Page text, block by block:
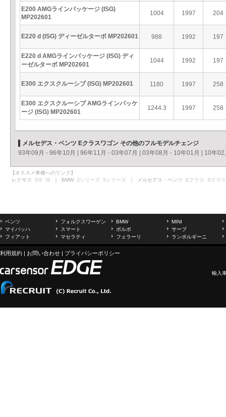
E200 AMGラインパッケージ (ISG)
MP202601
1004 1997 204
E220 d (ISG) ディーゼルターボ MP202601 988 1992 197
E220 d AMGラインパッケージ (ISG) ディ
ーゼルターボ MP202601
1044 1992 197
E300 エクスクルーシブ (ISG) MP202601 1180 1997 258
E300 エクスクルーシブ AMGラインパッケ
ージ (ISG) MP202601
1244.3 1997 258
メルセデス・ベンツ Eクラスワゴン その他のフルモデルチェンジ
93年09月 - 96年10月
96年11月 - 03年07月 03年08月 - 10年01月 10年02
【オススメ車種へのリンク】
レクサス GS IS ｜ BMW 3シリーズ 5シリーズ ｜ メルセデス・ベンツ Eクラス Sクラス
ベンツ フォルクスワーゲン BMW
MINI
マイバッハ
スマート ボルボ
サーブ
フィアット
マセラティ フェラーリ ランボルギーニ
利用規約 | お問い合わせ | プライバシーポリシー
輸入